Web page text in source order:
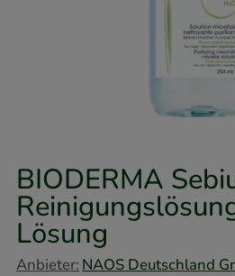
BIODERMA
Lösung
Anbieter: NAOS Deutschland